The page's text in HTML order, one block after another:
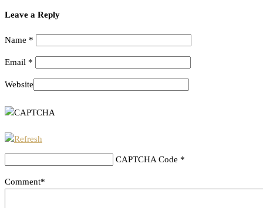
Leave a Reply
Name *
Email *
Website
CAPTCHA Code *
Comment*